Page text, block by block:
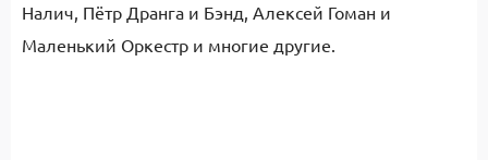
Налич, Пётр Дранга и Бэнд, Алексей Гоман и
Маленький Оркестр и многие другие.